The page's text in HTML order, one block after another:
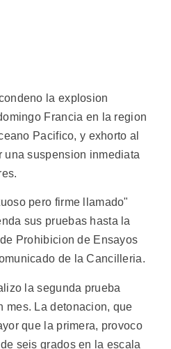
la explosion
Francia en la region
Pacifico, y exhorto al
una suspension inmediata
pero firme llamado"
sus pruebas hasta la
Prohibicion de Ensayos
de la Cancilleria.
la segunda prueba
mes. La detonacion, que
que la primera, provoco
seis grados en la escala